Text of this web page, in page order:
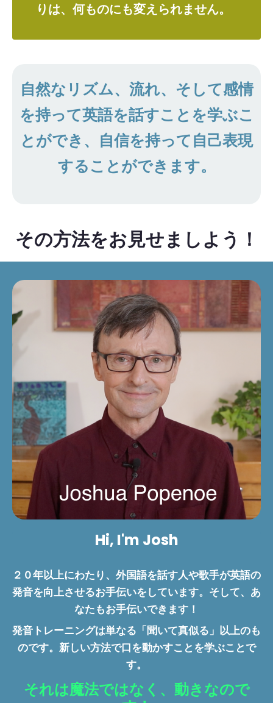
りは、何ものにも変えられません。
自然なリズム、流れ、そして感情
を持って英語を話すことを学ぶこ
とができ、自信を持って自己表現
することができます。
その方法をお見せましよう！
Hi, I'm Josh
２０年以上にわたり、外国語を話す人や歌手が英語の
発音を向上させるお手伝いをしています。そして、あ
なたもお手伝いできます！
発音トレーニングは単なる「聞いて真似る」以上のも
のです。新しい方法で口を動かすことを学ぶことで
す。
それは魔法ではなく、動きなので